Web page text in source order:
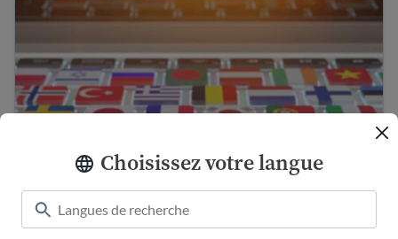
Choisissez votre langue
Trouver une aide à la traduction gratuite aux